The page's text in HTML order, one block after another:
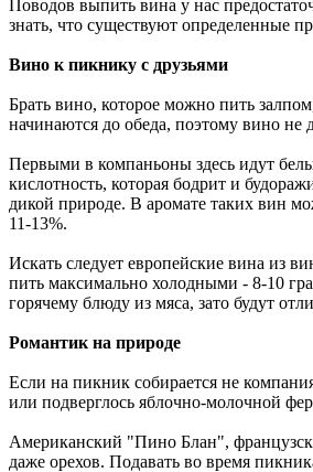
Поводов выпить вина у нас
знать, что существуют определенные
Вино к пикнику с друзьями
Брать вино, которое можно пить
начинаются до обеда, поэтому вино не
Первыми в компаньоны здесь идут
кислотность, которая бодрит и
дикой природе. В аромате таких вин
11-13%.
Искать следует европейские вина из
пить максимально холодными - 8-10
горячему блюду из мяса, зато будут
Романтик на природе
Если на пикник собирается не
или подверглось яблочно-молочной
Американский "Пино Блан",
даже орехов. Подавать во время